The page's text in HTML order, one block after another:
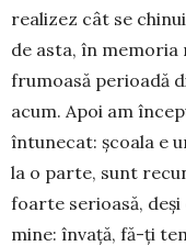
realizez cât se
de asta, în memoria
frumoasă perioadă
acum. Apoi am
întunecat: şcoala e
la o parte, sunt
foarte serioasă,
mine: învaţă, fă-ţi